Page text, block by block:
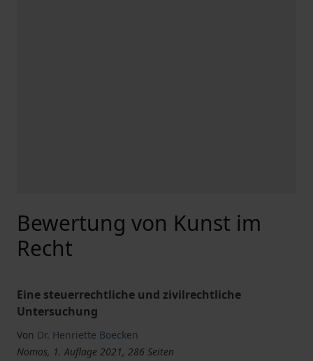
Bewertung von Kunst im
Recht
Eine steuerrechtliche und zivilrechtliche
Untersuchung
Von Dr. Henriette Boecken
Nomos, 1. Auflage 2021, 286 Seiten